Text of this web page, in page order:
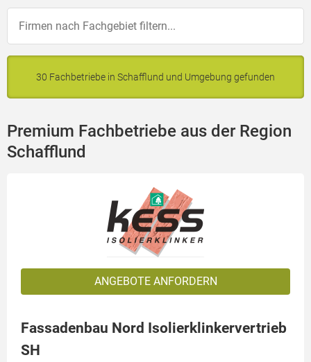
30 Fachbetriebe in Schafflund und Umgebung gefunden
Premium Fachbetriebe aus der Region
Schafflund
ANGEBOTE ANFORDERN
Fassadenbau Nord Isolierklinkervertrieb
SH